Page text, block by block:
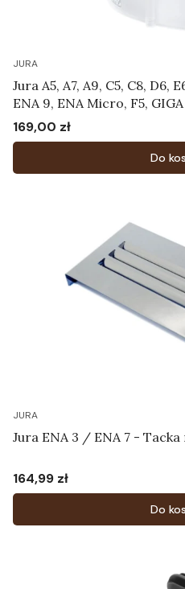
JURA
Jura A5, A7, A9, C5, C8, D6,
ENA 9, ENA Micro, F5, GIGA
- Pojemnik do czyszczenia
Art.24219
Cena
169,00 zł
Do
JURA
Jura ENA 3 / ENA 7 -
Cena
164,99 zł
Do